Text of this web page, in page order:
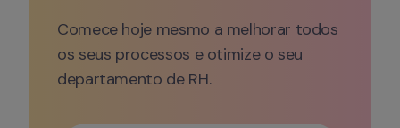
Comece hoje mesmo a melhorar todos
os seus processos e otimize o seu
departamento de RH.